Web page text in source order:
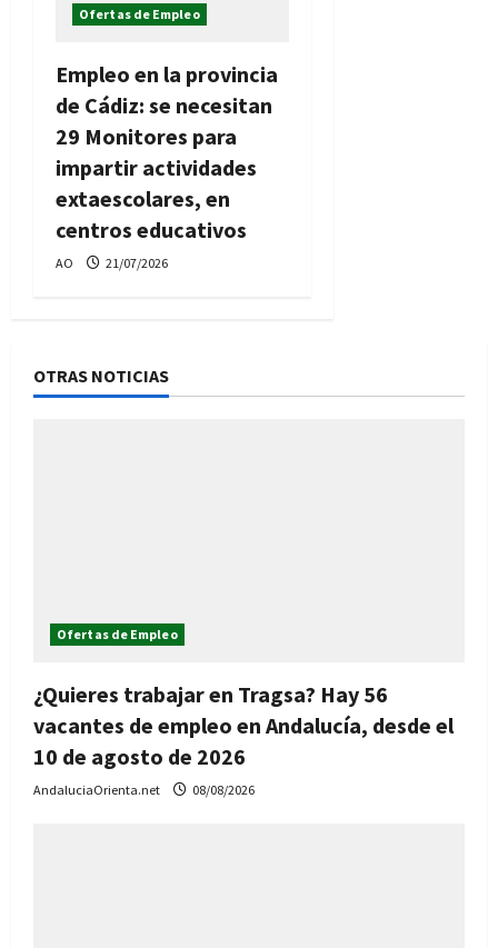
Ofertas de Empleo
Empleo en la provincia
de Cádiz: se necesitan
29 Monitores para
impartir actividades
extaescolares, en
centros educativos
AO 21/07/2026
OTRAS NOTICIAS
Ofertas de Empleo
¿Quieres trabajar en Tragsa? Hay 56
vacantes de empleo en Andalucía, desde el
10 de agosto de 2026
AndaluciaOrienta.net 08/08/2026